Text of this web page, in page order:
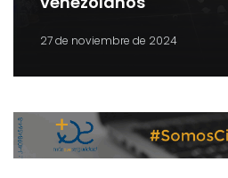
27 de noviembre de 2024